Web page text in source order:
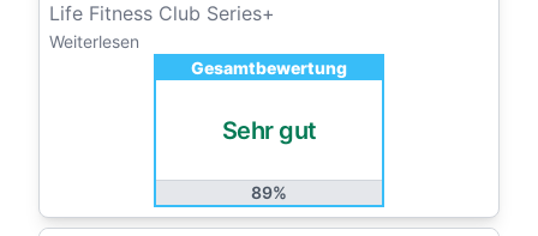
Life Fitness Club Series+
Weiterlesen
Gesamtbewertung
Sehr gut
89%